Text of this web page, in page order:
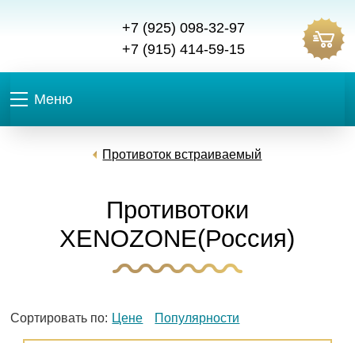
+7 (925) 098-32-97
+7 (915) 414-59-15
Меню
Противоток встраиваемый
Противотоки
XENOZONE(Россия)
Сортировать по: Цене Популярности